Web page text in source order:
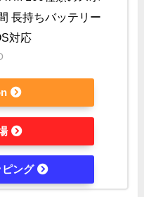
長持ちバッテリー
対応
ング